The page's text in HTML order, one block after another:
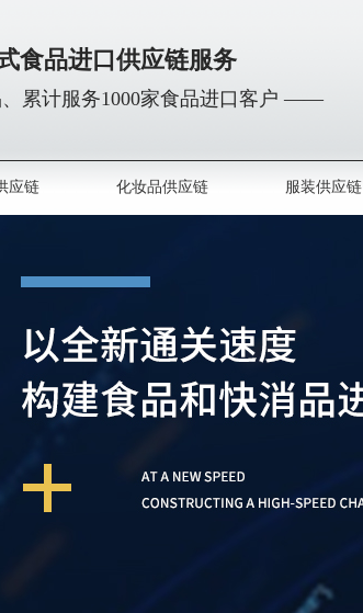
食品进口供应链服务
累计服务1000家食品进口客户 ——
应链 化妆品供应链 服装供应链